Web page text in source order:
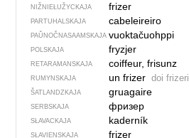
NIŽNIEŁUŽYCKAJA frizer
PARTUHALSKAJA cabeleireiro
PAŬNOČ­NA­SA­AM­SKAJAvuoktačuohppi
POLSKAJA fryzjer
RETARAMANSKAJA coiffeur, frisunz
RUMYNSKAJA un frizer doi frizeri
ŠATLANDZKAJA gruagaire
SERBSKAJA фризер
SŁAVACKAJA kaderník
SŁAVIENSKAJA frizer